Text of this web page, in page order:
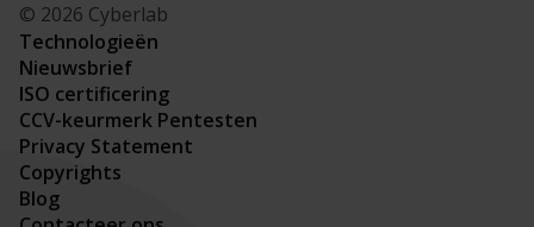
© 2026 Cyberlab
Technologieën
Nieuwsbrief
ISO certificering
CCV-keurmerk Pentesten
Privacy Statement
Copyrights
Blog